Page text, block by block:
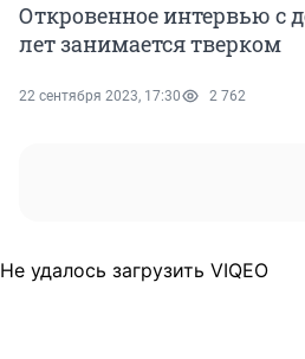
Откровенное интервью с
лет занимается тверком
22 сентября 2023, 17:30 2 762
Не удалось загрузить VIQEO